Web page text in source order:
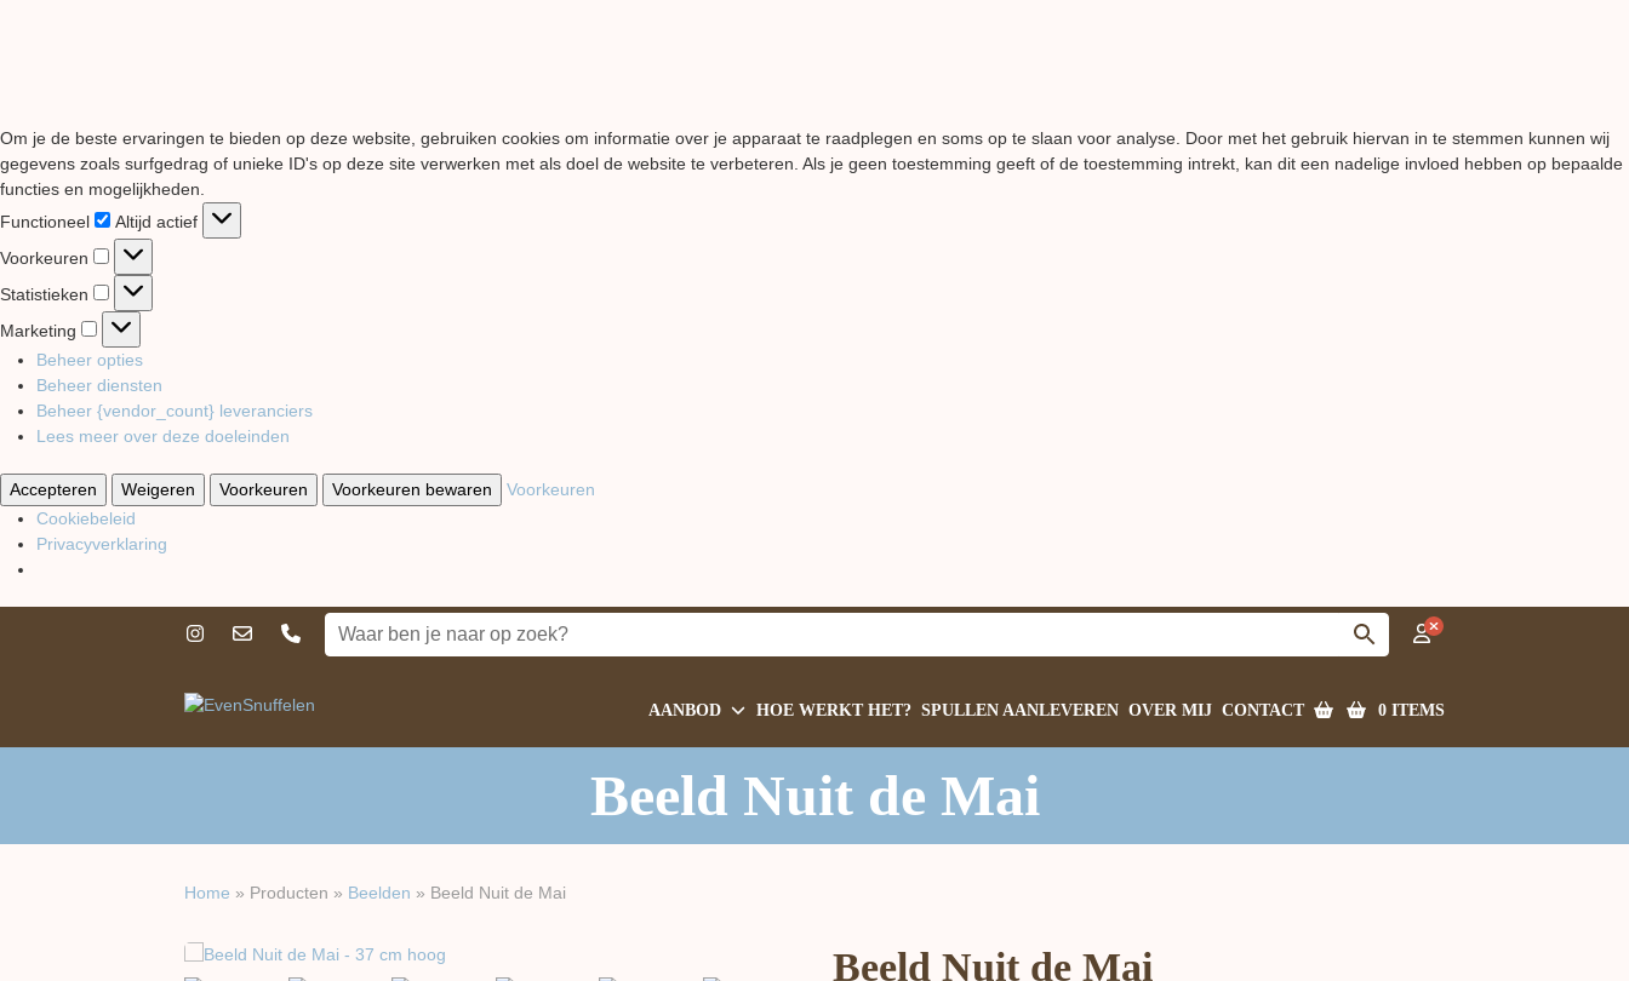
Om je de beste ervaringen te bieden op deze website, gebruiken cookies om informatie over je apparaat te raadplegen en soms op te slaan voor analyse. Door met het gebruik hiervan in te stemmen kunnen wij
gegevens zoals surfgedrag of unieke ID's op deze site verwerken met als doel de website te verbeteren. Als je geen toestemming geeft of de toestemming intrekt, kan dit een nadelige invloed hebben op bepaalde
functies en mogelijkheden.
Functioneel
Functioneel
Altijd actief
Voorkeuren
Voorkeuren
Statistieken Statistieken
Marketing
Marketing
Beheer opties
Beheer diensten
Beheer {vendor_count} leveranciers
Lees meer over deze doeleinden
Accepteren Weigeren Voorkeuren Voorkeuren bewaren
Voorkeuren
Cookiebeleid
Privacyverklaring
AANBOD HOE WERKT HET? SPULLEN AANLEVEREN OVER MIJ CONTACT 0 ITEMS
Beeld Nuit de Mai
Home » Producten » Beelden » Beeld Nuit de Mai
Beeld Nuit de Mai